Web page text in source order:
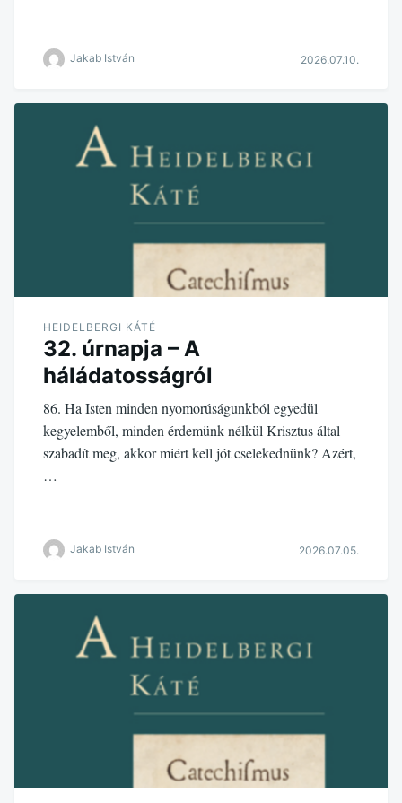
Jakab István 2026.07.10.
HEIDELBERGI KÁTÉ
32. úrnapja – A
háládatosságról
86. Ha Isten minden nyomorúságunkból egyedül
kegyelemből, minden érdemünk nélkül Krisztus által
szabadít meg, akkor miért kell jót cselekednünk? Azért,
…
Jakab István 2026.07.05.